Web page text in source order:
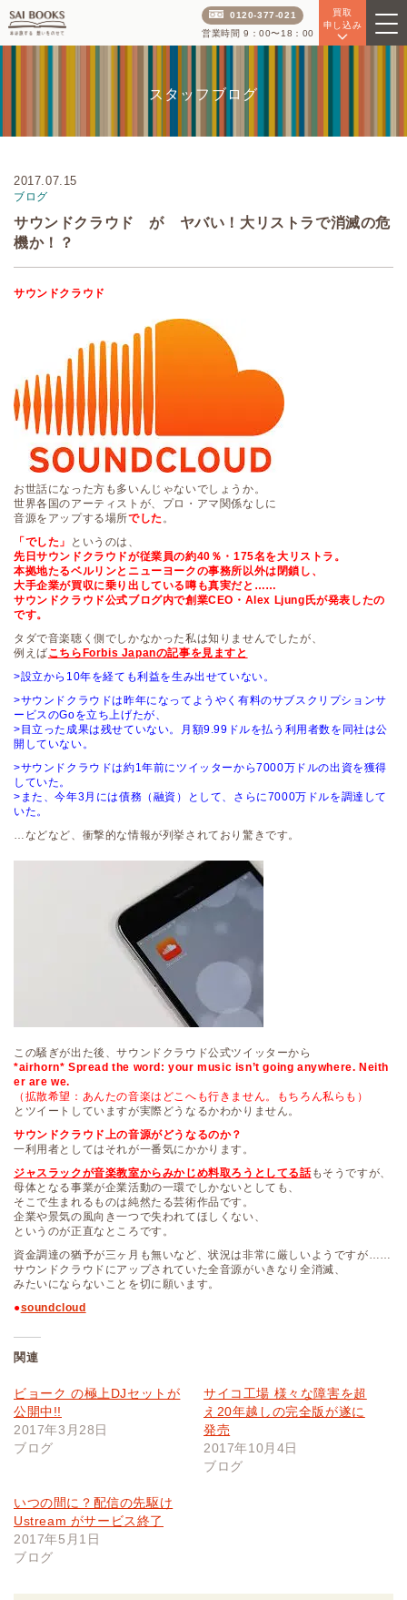
買取
申し込み
0120-377-021
営業時間 9：00〜18：00
スタッフブログ
2017.07.15
ブログ
サウンドクラウド が ヤバい！大リストラで消滅の危
機か！？
サウンドクラウド
お世話になった方も多いんじゃないでしょうか。
世界各国のアーティストが、プロ・アマ関係なしに
音源をアップする場所でした 。
「でした」
というのは、
先日サウンドクラウドが従業員の約40％・175名を大リストラ。
本拠地たるベルリンとニューヨークの事務所以外は閉鎖し、
大手企業が買収に乗り出している噂も真実だと……
サウンドクラウド公式ブログ内で創業CEO・Alex Ljung氏が発表したの
です。
タダで音楽聴く側でしかなかった私は知りませんでしたが、
例えばこちらForbis Japanの記事を見ますと
>設立から10年を経ても利益を生み出せていない。
>サウンドクラウドは昨年になってようやく有料のサブスクリプションサ
ービスのGoを立ち上げたが、
>目立った成果は残せていない。月額9.99ドルを払う利用者数を同社は公
開していない。
>サウンドクラウドは約1年前にツイッターから7000万ドルの出資を獲得
していた。
>また、今年3月には債務（融資）として、さらに7000万ドルを調達して
いた。
…などなど、衝撃的な情報が列挙されており驚きです。
この騒ぎが出た後、サウンドクラウド公式ツイッターから
*airhorn* Spread the word: your music isn’t going anywhere. Neith
er are we.
（拡散希望：あんたの音楽はどこへも行きません。もちろん私らも）
とツイートしていますが実際どうなるかわかりません。
サウンドクラウド上の音源がどうなるのか？
一利用者としてはそれが一番気にかかります。
ジャスラックが音楽教室からみかじめ料取ろうとしてる話もそうですが、
母体となる事業が企業活動の一環でしかないとしても、
そこで生まれるものは純然たる芸術作品です。
企業や景気の風向き一つで失われてほしくない、
というのが正直なところです。
資金調達の猶予が三ヶ月も無いなど、状況は非常に厳しいようですが……
サウンドクラウドにアップされていた全音源がいきなり全消滅、
みたいにならないことを切に願います。
●soundcloud
関連
ビョーク の極上DJセットが
公開中!!
2017年3月28日
ブログ
サイコ工場 様々な障害を超
え20年越しの完全版が遂に
発売
2017年10月4日
ブログ
いつの間に？配信の先駆け
Ustream がサービス終了
2017年5月1日
ブログ